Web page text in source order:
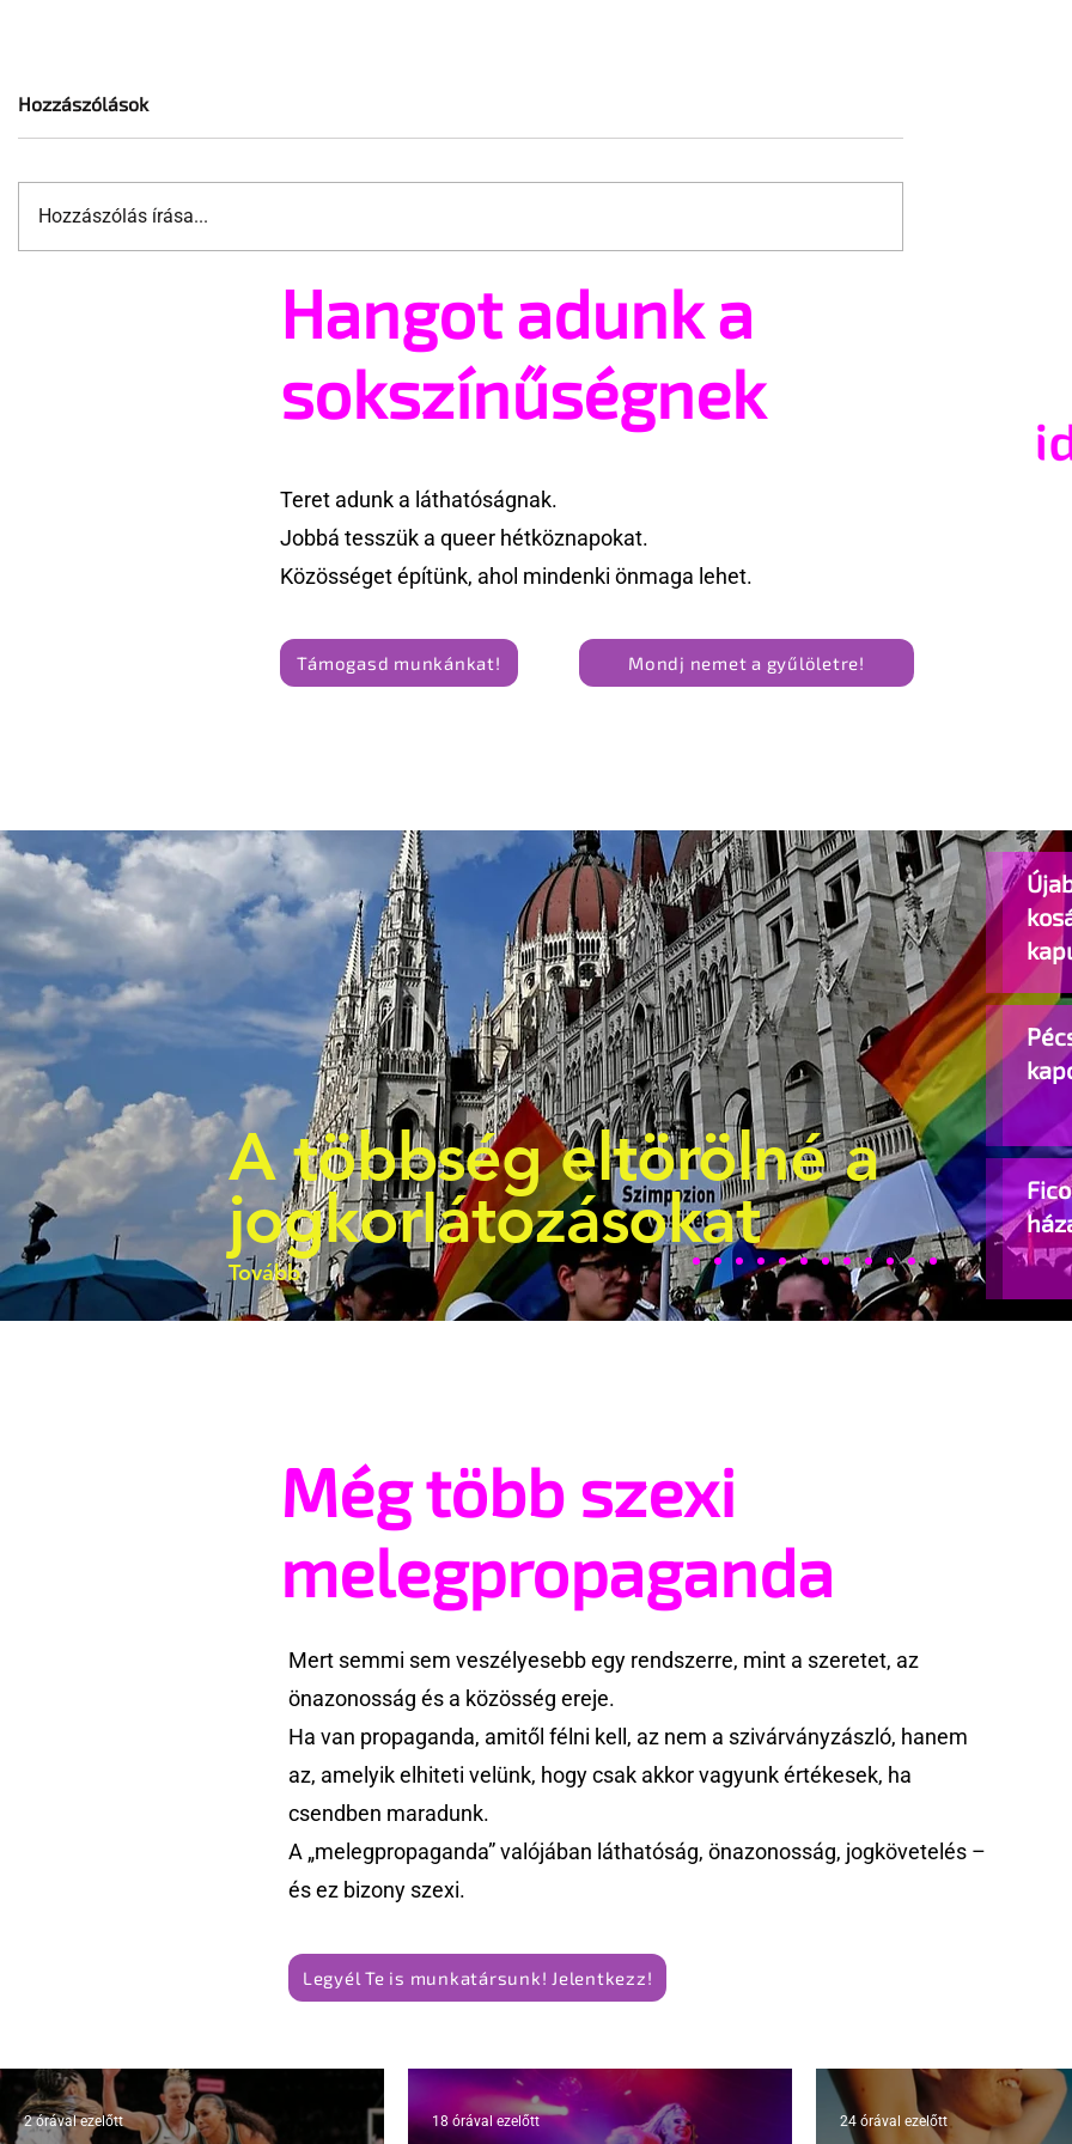
A mellrákszűrésről senki sem
beszél a mellkasi műtétek
Támogathatsz és ajánlhatsz:
Te is részt vehetsz a Pécs
Pride megvalósításában
Hozzászólások
Hozzászólás írása...
Hangot adunk a
sokszínűségnek
Teret adunk a láthatóságnak.
Jobbá tesszük a queer hétköznapokat.
Közösséget építünk, ahol mindenki önmaga lehet.
Támogasd munkánkat! Mondj nemet a gyűlöletre!
A többség eltörölné a
jogkorlátozásokat
Tovább
Még több szexi
melegpropaganda
Mert semmi sem veszélyesebb egy rendszerre, mint a szeretet, az
önazonosság és a közösség ereje.
Ha van propaganda, amitől félni kell, az nem a szivárványzászló, hanem
az, amelyik elhiteti velünk, hogy csak akkor vagyunk értékesek, ha
csendben maradunk.
A „melegpropaganda” valójában láthatóság, önazonosság, jogkövetelés –
és ez bizony szexi.
Legyél Te is munkatársunk! Jelentkezz!
2 órával ezelőtt 18 órával ezelőtt 24 órával ezelőtt